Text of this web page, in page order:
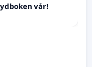
vår!